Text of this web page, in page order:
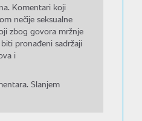
Komentari koji
nečije seksualne
zbog govora mržnje
pronađeni sadržaji
i
Slanjem